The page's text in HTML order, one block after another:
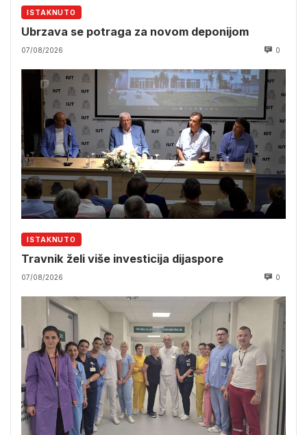
ISTAKNUTO
Ubrzava se potraga za novom deponijom
07/08/2026 0
ISTAKNUTO
Travnik želi više investicija dijaspore
07/08/2026 0